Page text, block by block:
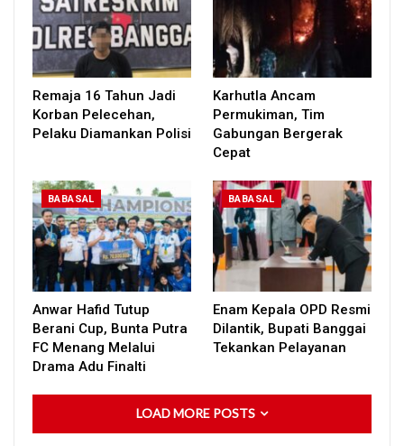
Remaja 16 Tahun Jadi
Korban Pelecehan,
Pelaku Diamankan Polisi
Karhutla Ancam
Permukiman, Tim
Gabungan Bergerak
Cepat
BABASAL
Anwar Hafid Tutup
Berani Cup, Bunta Putra
FC Menang Melalui
Drama Adu Finalti
BABASAL
Enam Kepala OPD Resmi
Dilantik, Bupati Banggai
Tekankan Pelayanan
LOAD MORE POSTS